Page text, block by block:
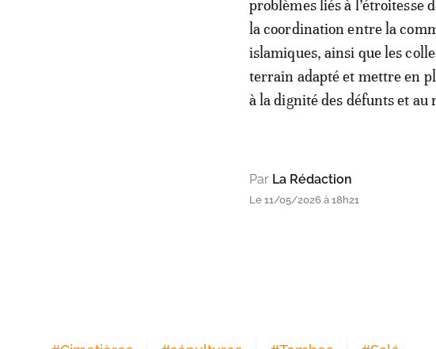
problèmes liés à l’étroitesse
la coordination entre la
islamiques, ainsi que les
terrain adapté et mettre en
à la dignité des défunts et
Par La Rédaction
Le 11/05/2026 à 18h21